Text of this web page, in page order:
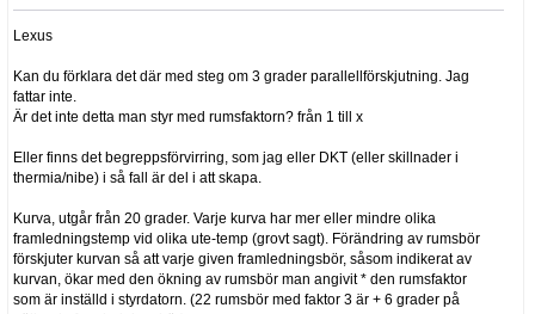
Lexus
Kan du förklara det där med steg om 3 grader parallellförskjutning. Jag
fattar inte.
Är det inte detta man styr med rumsfaktorn? från 1 till x
Eller finns det begreppsförvirring, som jag eller DKT (eller skillnader i
thermia/nibe) i så fall är del i att skapa.
Kurva, utgår från 20 grader. Varje kurva har mer eller mindre olika
framledningstemp vid olika ute-temp (grovt sagt). Förändring av rumsbör
förskjuter kurvan så att varje given framledningsbör, såsom indikerat av
kurvan, ökar med den ökning av rumsbör man angivit * den rumsfaktor
som är inställd i styrdatorn. (22 rumsbör med faktor 3 är + 6 grader på